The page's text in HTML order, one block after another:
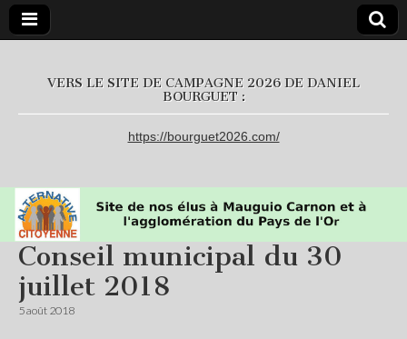
L'Alternative
Citoyenne
VERS LE SITE DE CAMPAGNE 2026 DE DANIEL
BOURGUET :
https://bourguet2026.com/
Conseil municipal du 30
juillet 2018
5 août 2018